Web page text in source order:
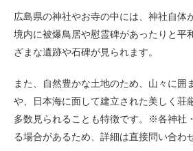
広島県の神社やお寺の中には、神社自体
境内に被爆鳥居や慰霊碑があったりと平
ざまな遺跡や石碑が見られます。
また、自然豊かな土地のため、山々に囲
や、日本海に面して建立された美しく荘
多数見られることも特徴です。※各神社
る場合があるため、詳細は直接問い合わ